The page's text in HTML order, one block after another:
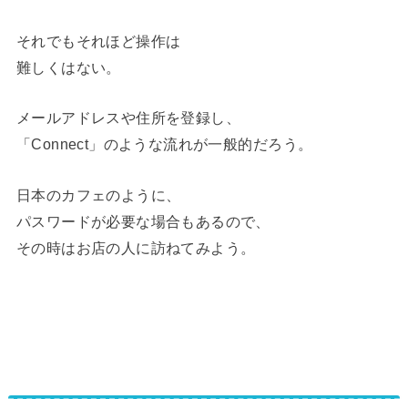
それでもそれほど操作は
難しくはない。
メールアドレスや住所を登録し、
「Connect」のような流れが一般的だろう。
日本のカフェのように、
パスワードが必要な場合もあるので、
その時はお店の人に訪ねてみよう。